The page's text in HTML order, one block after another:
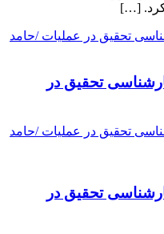
کرد. […]
تحقیق در
تحقیق در